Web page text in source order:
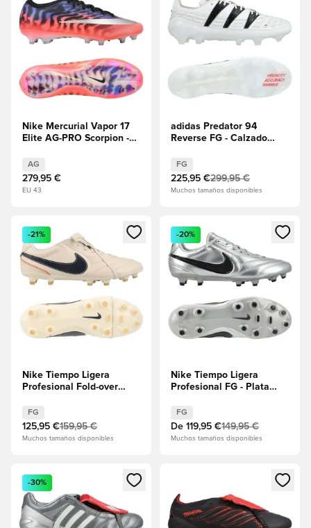
Nike Mercurial Vapor 17
Elite AG-PRO Scorpion -
metalizado EDICIÓN
LIMITADA
AG
279,95 €
EU 43
adidas Predator 94
Reverse FG - Calzado
EDICIÓN LIMITADA
FG
225,95 €299,95 €
Muchos tamaños disponibles
Abre un modal para iniciar sesión o registrarse como
-21%
Nike Tiempo Ligera
Profesional Fold-over
blanca/Obsidiana oscura
EDICIÓN LIMITADA
FG
125,95 €159,95 €
Muchos tamaños disponibles
Abre un modal para iniciar
-20%
Nike Tiempo Ligera
Profesional FG - Plata
EDICIÓN LIMITADA
FG
De 119,95 €149,95 €
Muchos tamaños disponibles
Abre un modal para iniciar sesión o registrarse como
-30%
Abre un modal para iniciar